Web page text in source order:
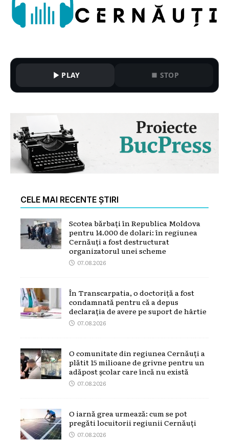
PLAY STOP
CELE MAI RECENTE ȘTIRI
Scotea bărbați în Republica Moldova
pentru 14.000 de dolari: în regiunea
Cernăuți a fost destructurat
organizatorul unei scheme
07.08.2026
În Transcarpatia, o doctoriță a fost
condamnată pentru că a depus
declarația de avere pe suport de hârtie
07.08.2026
O comunitate din regiunea Cernăuți a
plătit 15 milioane de grivne pentru un
adăpost școlar care încă nu există
07.08.2026
O iarnă grea urmează: cum se pot
pregăti locuitorii regiunii Cernăuți
07.08.2026